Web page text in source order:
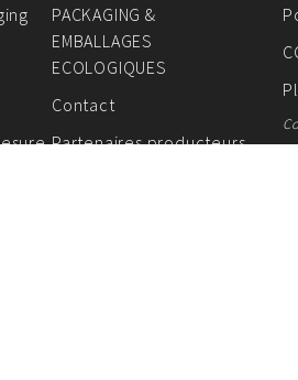
PACKAGING &
EMBALLAGES
ECOLOGIQUES
Contact
Partenaires producteurs